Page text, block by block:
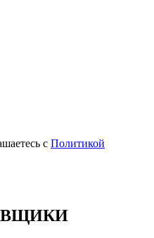
с Политикой